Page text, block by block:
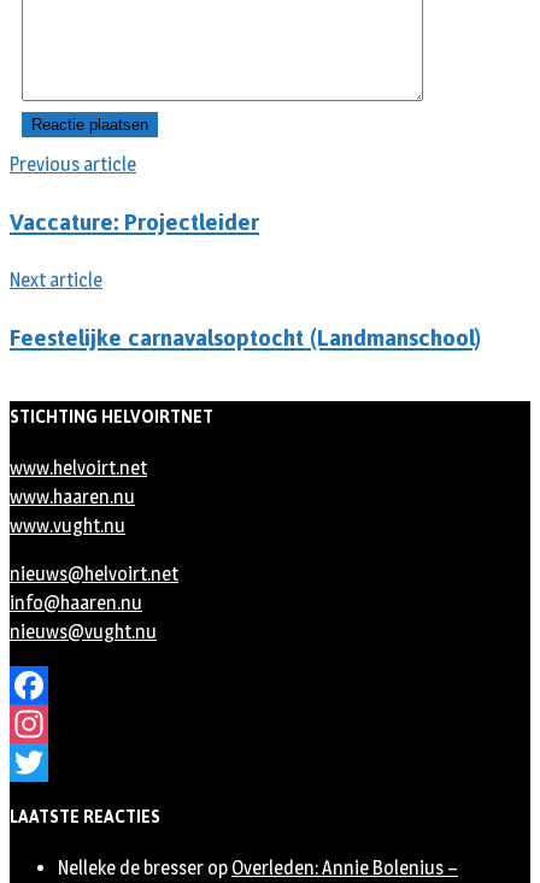
Previous article
Vaccature: Projectleider
Next article
Feestelijke carnavalsoptocht (Landmanschool)
STICHTING HELVOIRTNET
www.helvoirt.net
www.haaren.nu
www.vught.nu
nieuws@helvoirt.net
info@haaren.nu
nieuws@vught.nu
Facebook
Instagram
LAATSTE REACTIES
Nelleke de bresser op Overleden: Annie Bolenius –